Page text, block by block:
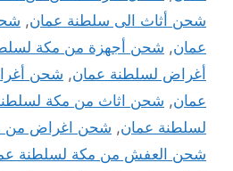
شحن أثاث الى سلطنة عمان,
عمان, شحن أجهزة من مكة
أغراض لسلطنة عمان, شحن
عمان, شحن اثاث من مكة
لسلطنة عمان, شحن اغراض من
شحن العفش من مكة لسلطنة